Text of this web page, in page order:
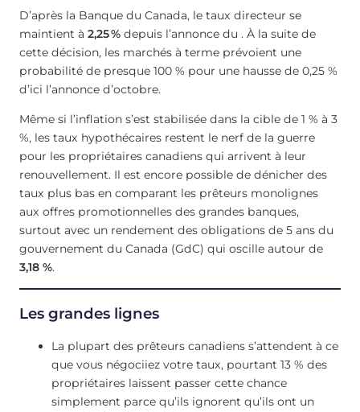
D’après la Banque du Canada, le taux directeur se
maintient à 2,25% depuis l’annonce du . À la suite de
cette décision, les marchés à terme prévoient une
probabilité de presque 100 % pour une hausse de 0,25 %
d’ici l’annonce d’octobre.
Même si l’inflation s’est stabilisée dans la cible de 1 % à 3
%, les taux hypothécaires restent le nerf de la guerre
pour les propriétaires canadiens qui arrivent à leur
renouvellement. Il est encore possible de dénicher des
taux plus bas en comparant les prêteurs monolignes
aux offres promotionnelles des grandes banques,
surtout avec un rendement des obligations de 5 ans du
gouvernement du Canada (GdC) qui oscille autour de
3,18 %.
Les grandes lignes
La plupart des prêteurs canadiens s’attendent à ce
que vous négociiez votre taux, pourtant 13 % des
propriétaires laissent passer cette chance
simplement parce qu’ils ignorent qu’ils ont un